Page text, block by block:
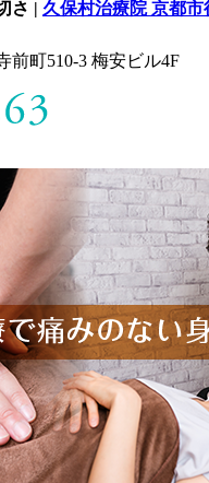
さ | 久保村治療院 京都
前町510-3 梅安ビル4F